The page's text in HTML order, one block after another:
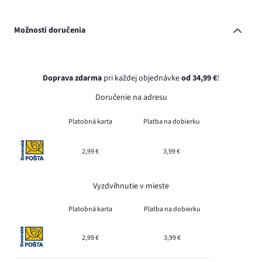
Možnosti doručenia
Doprava zdarma pri každej objednávkeod 34,99 €!
Doručenie na adresu
Platobná karta Platba na dobierku
2,99 € 3,99 €
Vyzdvihnutie v mieste
Platobná karta Platba na dobierku
2,99 € 3,99 €